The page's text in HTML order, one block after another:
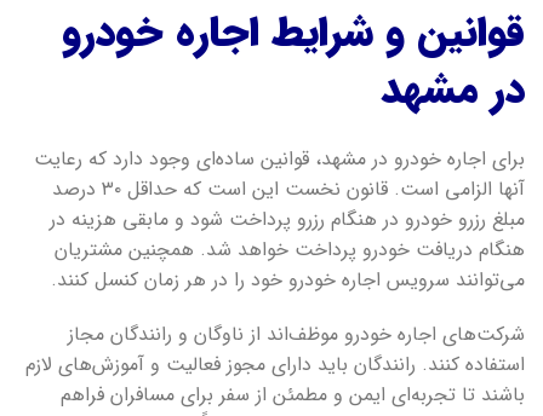
قوانین و شرایط اجاره خودرو
در مشهد
برای اجاره خودرو در مشهد، قوانین ساده‌ای وجود دارد که رعایت
آنها الزامی است. قانون نخست این است که حداقل ۳۰ درصد
مبلغ رزرو خودرو در هنگام رزرو پرداخت شود و مابقی هزینه در
هنگام دریافت خودرو پرداخت خواهد شد. همچنین مشتریان
می‌توانند سرویس اجاره خودرو خود را در هر زمان کنسل کنند.
شرکت‌های اجاره خودرو موظف‌اند از ناوگان و رانندگان مجاز
استفاده کنند. رانندگان باید دارای مجوز فعالیت و آموزش‌های لازم
باشند تا تجربه‌ای ایمن و مطمئن از سفر برای مسافران فراهم